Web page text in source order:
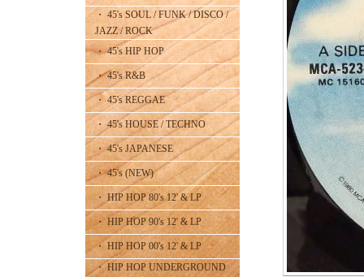
・ 45's SOUL / FUNK / DISCO /
JAZZ / ROCK
・ 45's HIP HOP
・ 45's R&B
・ 45's REGGAE
・ 45's HOUSE / TECHNO
・ 45's JAPANESE
・ 45's (NEW)
・ HIP HOP 80's 12' & LP
・ HIP HOP 90's 12' & LP
・ HIP HOP 00's 12' & LP
・ HIP HOP UNDERGROUND